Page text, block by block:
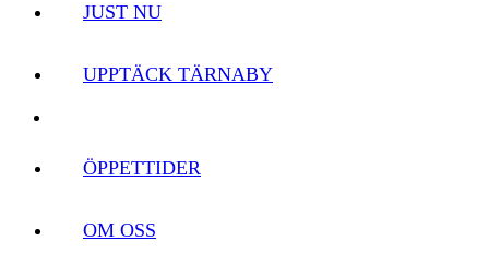
JUST NU
UPPTÄCK TÄRNABY
ÖPPETTIDER
OM OSS